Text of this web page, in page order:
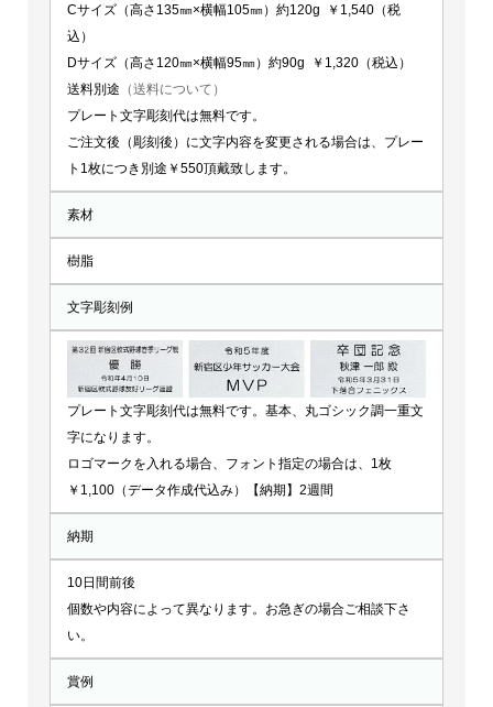
Cサイズ（高さ135㎜×横幅105㎜）約120g ￥1,540（税
込）
Dサイズ（高さ120㎜×横幅95㎜）約90g ￥1,320（税込）
送料別途 （送料について）
プレート文字彫刻代は無料です。
ご注文後（彫刻後）に文字内容を変更される場合は、プレー
ト1枚につき別途￥550頂戴致します。
素材
樹脂
文字彫刻例
プレート文字彫刻代は無料です。基本、丸ゴシック調一重文
字になります。
ロゴマークを入れる場合、フォント指定の場合は、1枚
￥1,100（データ作成代込み）【納期】2週間
納期
10日間前後
個数や内容によって異なります。お急ぎの場合ご相談下さ
い。
賞例